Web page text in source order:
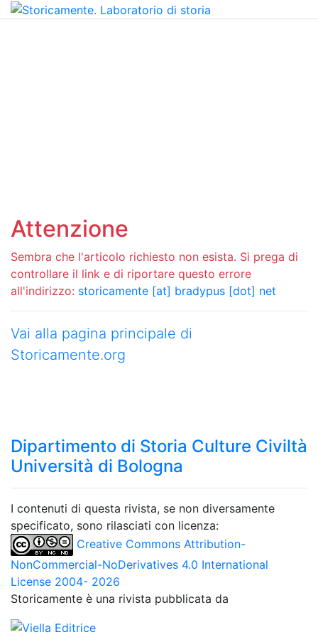
Attenzione
Sembra che l'articolo richiesto non esista. Si prega di
controllare il link e di riportare questo errore
all'indirizzo: storicamente [at] bradypus [dot] net
Vai alla pagina principale di
Storicamente.org
Dipartimento di Storia Culture Civiltà
Università di Bologna
I contenuti di questa rivista, se non diversamente
specificato, sono rilasciati con licenza:
Creative Commons Attribution-
NonCommercial-NoDerivatives 4.0 International
License 2004- 2026
Storicamente è una rivista pubblicata da